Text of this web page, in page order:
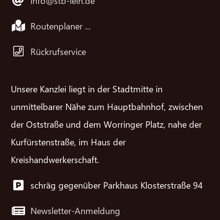
Routenplaner ...
Rückrufservice
Unsere Kanzlei liegt in der Stadtmitte in
unmittelbarer Nähe zum Hauptbahnhof, zwischen
der Oststraße und dem Worringer Platz, nahe der
Kurfürstenstraße, im Haus der
Kreishandwerkerschaft.
schräg gegenüber Parkhaus Klosterstraße 94
Newsletter-Anmeldung